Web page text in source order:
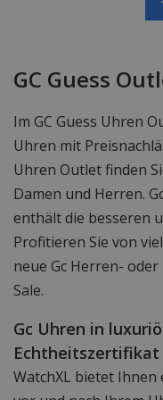
1
GC Guess
Im GC Guess Uhren
Uhren mit
Uhren Outlet finden
Damen und Herren.
enthält die besseren
Profitieren Sie von
neue Gc Herren-
Sale.
Gc Uhren in
Echtheitszertifikat
WatchXL bietet Ihnen